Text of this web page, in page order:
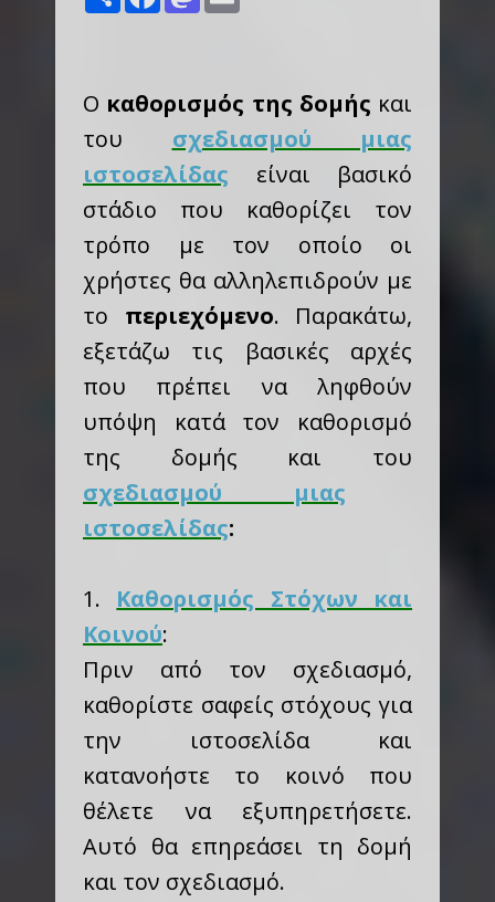
Ο καθορισμός της δομής και
του σχεδιασμού μιας
ιστοσελίδας είναι βασικό
στάδιο που καθορίζει τον
τρόπο με τον οποίο οι
χρήστες θα αλληλεπιδρούν με
το περιεχόμενο. Παρακάτω,
εξετάζω τις βασικές αρχές
που πρέπει να ληφθούν
υπόψη κατά τον καθορισμό
της δομής και του
σχεδιασμού μιας
ιστοσελίδας:
1. Καθορισμός Στόχων και
Κοινού:
Πριν από τον σχεδιασμό,
καθορίστε σαφείς στόχους για
την ιστοσελίδα και
κατανοήστε το κοινό που
θέλετε να εξυπηρετήσετε.
Αυτό θα επηρεάσει τη δομή
και τον σχεδιασμό.